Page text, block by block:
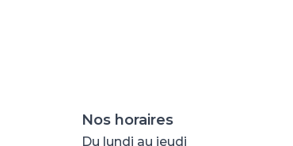
Nos horaires
Du lundi au jeudi